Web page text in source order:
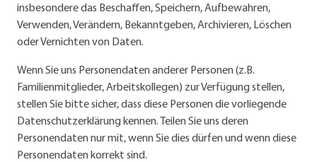
insbesondere das Beschaffen, Speichern, Aufbewahren,
Verwenden, Verändern, Bekanntgeben, Archivieren, Löschen
oder Vernichten von Daten.
Wenn Sie uns Personendaten anderer Personen (z.B.
Familienmitglieder, Arbeitskollegen) zur Verfügung stellen,
stellen Sie bitte sicher, dass diese Personen die vorliegende
Datenschutz­erklärung kennen. Teilen Sie uns deren
Personendaten nur mit, wenn Sie dies dürfen und wenn diese
Personendaten korrekt sind.